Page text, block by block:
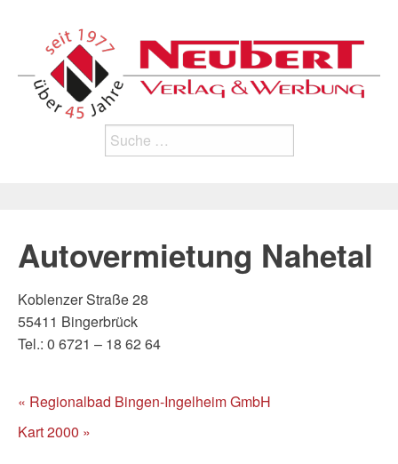
for:
Autovermietung Nahetal
Koblenzer Straße 28
55411 Bingerbrück
Tel.: 0 6721 – 18 62 64
« Regionalbad Bingen-Ingelheim GmbH
Kart 2000 »